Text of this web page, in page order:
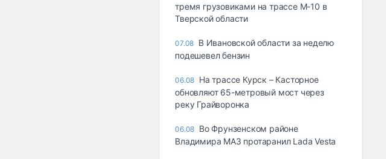
тремя грузовиками на трассе М-10 в
Тверской области
07.08 В Ивановской области за неделю
подешевел бензин
06.08 На трассе Курск – Касторное
обновляют 65-метровый мост через
реку Грайворонка
06.08 Во Фрунзенском районе
Владимира МАЗ протаранил Lada Vesta